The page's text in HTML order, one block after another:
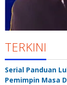
TERKINI
Serial Panduan
Pemimpin Masa